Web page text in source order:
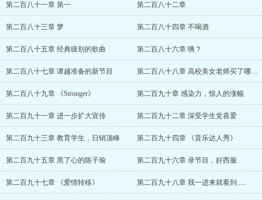
第二百八十一章 第一 第二百八十二章
第二百八十三章 梦 第二百八十四章 不喝酒
第二百八十五章 经典级别的歌曲 第二百八十六章 咦？
第二百八十七章 谭越准备的新节目 第二百八十八章 高校美女老师买了哪张专辑
第二百八十九章 《Stronger》 第二百九十章 感染力，惊人的涨幅
第二百九十一章 进一步扩大宣传 第二百九十二章 深受学生党喜爱
第二百九十三章 教育学生，日销顶峰 第二百九十四章 《音乐达人秀》
第二百九十五章 黑了心的陈子瑜 第二百九十六章 录节目，好西服
第二百九十七章 《爱情转移》 第二百九十八章 我一进来就看到.....